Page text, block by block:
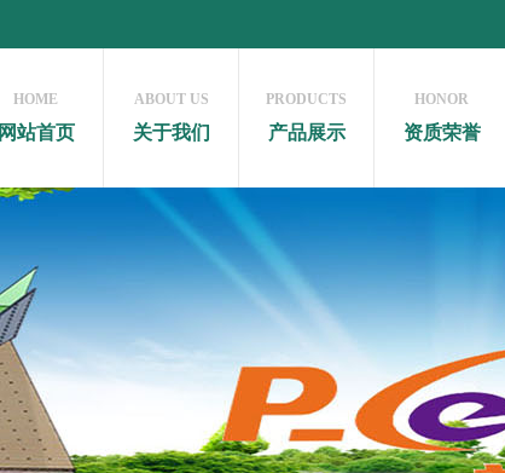
HOME
网站首页
ABOUT US
关于我们
PRODUCTS
产品展示
HONOR
资质荣誉